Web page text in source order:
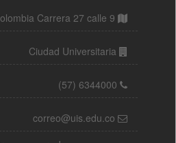
Carrera 27 calle 9
Ciudad Universitaria
(57) 6344000
correo@uis.edu.co